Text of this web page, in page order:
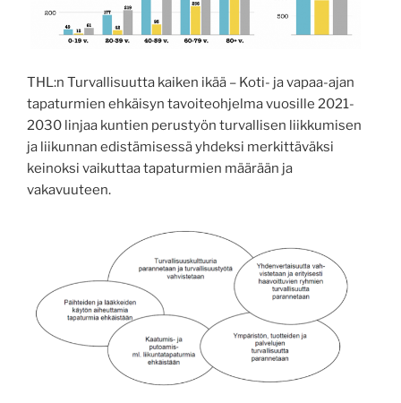
THL:n Turvallisuutta kaiken ikää – Koti- ja vapaa-ajan
tapaturmien ehkäisyn tavoiteohjelma vuosille 2021-
2030 linjaa kuntien perustyön turvallisen liikkumisen
ja liikunnan edistämisessä yhdeksi merkittäväksi
keinoksi vaikuttaa tapaturmien määrään ja
vakavuuteen.